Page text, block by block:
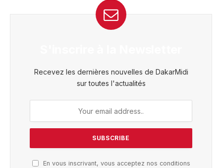
Recevez les dernières nouvelles de DakarMidi
sur toutes l'actualités
En vous inscrivant, vous acceptez nos conditions